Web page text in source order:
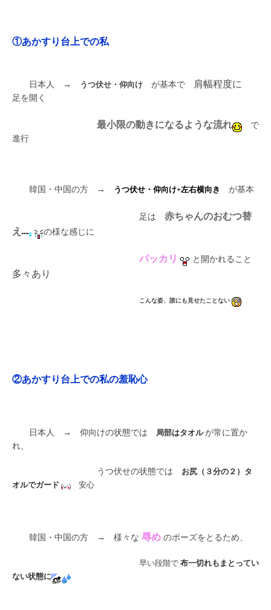
①あかすり台上での私
日本人 → うつ伏せ・仰向け が基本で 肩幅程度に
足を開く
最小限の動きになるような流れ
で
進行
韓国・中国の方 → うつ伏せ・仰向け+左右横向き が基本
足は 赤ちゃんのおむつ替
え
の様な感じに
パッカリ と開かれること
多々あり
こんな姿、誰にも見せたことない
②あかすり台上での私の羞恥心
日本人 → 仰向けの状態では 局部はタオルが常に置か
れ、
うつ伏せの状態では お尻（３分の２）タ
オルでガード
安心
韓国・中国の方 → 様々な 辱め のポーズをとるため、
早い段階で 布一切れもまとってい
ない状態に